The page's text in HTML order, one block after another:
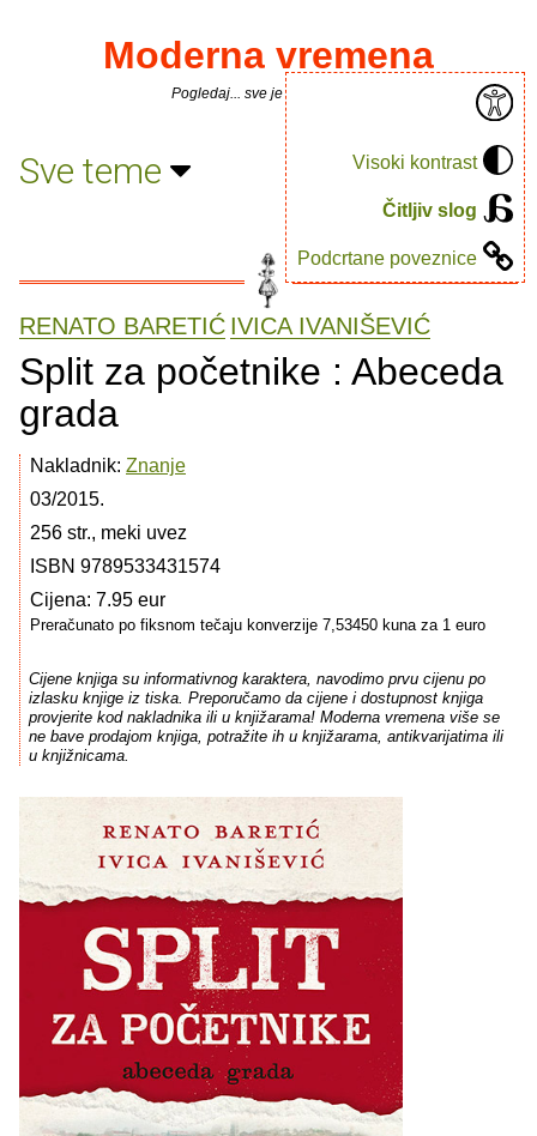
Visoki kontrast
Čitljiv slog
Podcrtane poveznice
Moderna vremena
Pogledaj... sve je puno knjiga.
Sve teme
RENATO BARETIĆ IVICA IVANIŠEVIĆ
Split za početnike : Abeceda
grada
Nakladnik: Znanje
03/2015.
256 str., meki uvez
ISBN 9789533431574
Cijena: 7.95 eur
Preračunato po fiksnom tečaju konverzije 7,53450 kuna za 1 euro
Cijene knjiga su informativnog karaktera, navodimo prvu cijenu po
izlasku knjige iz tiska. Preporučamo da cijene i dostupnost knjiga
provjerite kod nakladnika ili u knjižarama! Moderna vremena više se
ne bave prodajom knjiga, potražite ih u knjižarama, antikvarijatima ili
u knjižnicama.